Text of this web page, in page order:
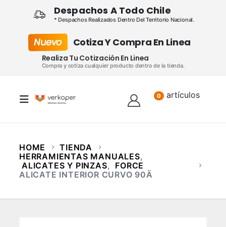
Despachos A Todo Chile
* Despachos Realizados Dentro Del Territorio Nacional.
Nuevo Cotiza Y Compra En Linea
Realiza Tu Cotización En Linea
Compra y cotiza cualquier producto dentro de la tienda.
0 artículos
HOME
TIENDA
HERRAMIENTAS MANUALES,
ALICATES Y PINZAS, FORCE
ALICATE INTERIOR CURVO 90Ä